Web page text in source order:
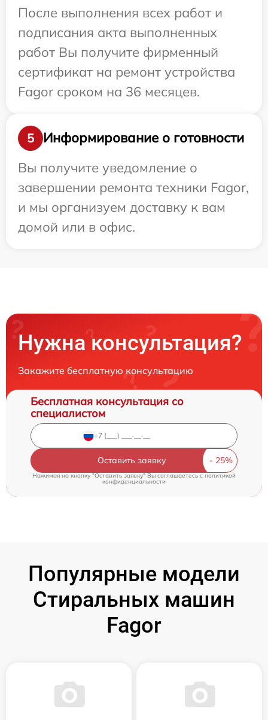
После выполнения всех работ и
подписания акта выполненных
работ Вы получите фирменный
сертификат на ремонт устройства
Fagor сроком на 36 месяцев.
5
Информирование о готовности
Вы получите уведомление о
завершении ремонта техники Fagor,
и мы организуем доставку к вам
домой или в офис.
Нужна консультация?
Закажите бесплатную консультацию
Бесплатная консультация со
специалистом
Оставить заявку
Нажимая на кнопку "Оставить заявку" Вы соглашаетесь cполитикой
конфиденциальности
Популярные модели
Стиральных машин
Fagor